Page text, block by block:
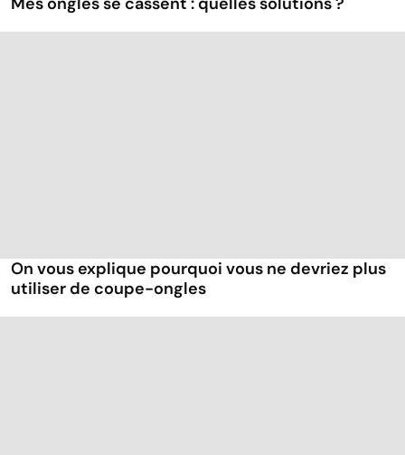
On vous explique pourquoi vous ne devriez plus
utiliser de coupe-ongles